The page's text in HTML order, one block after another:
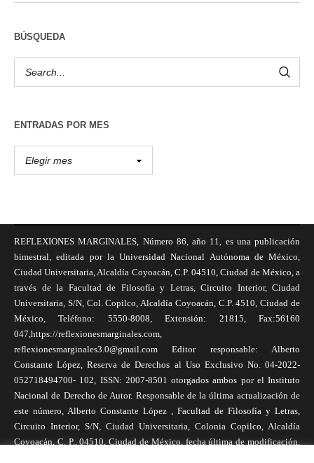
BÚSQUEDA
ENTRADAS POR MES
REFLEXIONES MARGINALES, Número 86, año 11, es una publicación
bimestral, editada por la Universidad Nacional Autónoma de México,
Ciudad Universitaria, Alcaldía Coyoacán, C.P. 04510, Ciudad de México, a
través de la Facultad de Filosofía y Letras, Circuito Interior, Ciudad
Universitaria, S/N, Col. Copilco, Alcaldía Coyoacán, C.P. 4510, Ciudad de
México, Teléfono: 5550-8008, Extensión: 21815, Fax:56160
047,https://reflexionesmarginales.com,
reflexionesmarginales3.0@gmail.com Editor responsable: Alberto
Constante López, Reserva de Derechos al Uso Exclusivo No. 04-2022-
052718494700- 102, ISSN: 2007-8501 otorgados ambos por el Instituto
Nacional de Derecho de Autor. Responsable de la última actualización de
este número, Alberto Constante López , Facultad de Filosofía y Letras,
Circuito Interior, S/N, Ciudad Universitaria, Colonia Copilco, Alcaldía
Coyoacán, C. P., 04510, Ciudad de México, fecha última de modificación,